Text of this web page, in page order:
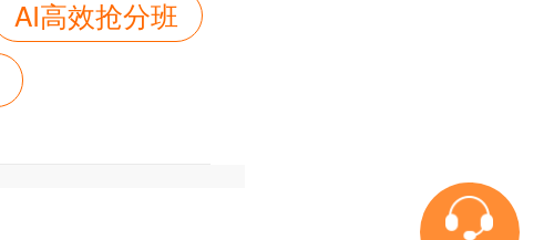
AI高效抢分班